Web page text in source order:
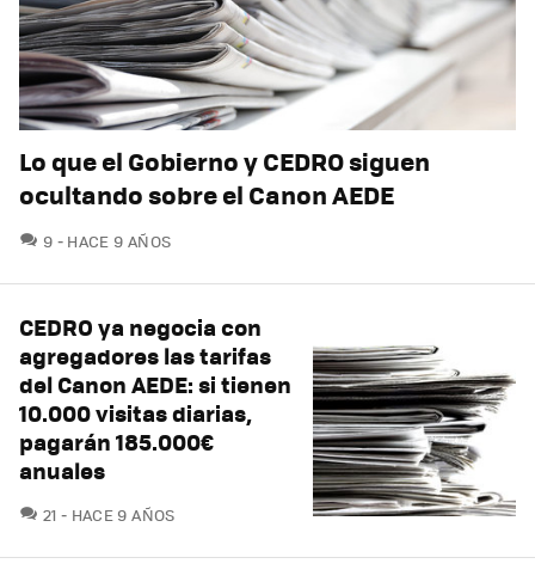
Lo que el Gobierno y CEDRO siguen
ocultando sobre el Canon AEDE
9 COMENTARIOS
HACE 9 AÑOS
CEDRO ya negocia con
agregadores las tarifas
del Canon AEDE: si tienen
10.000 visitas diarias,
pagarán 185.000€
anuales
21 COMENTARIOS
HACE 9 AÑOS